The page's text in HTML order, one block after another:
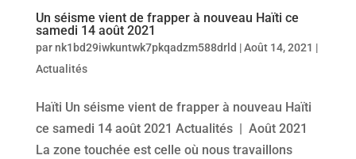
Un séisme vient de frapper à nouveau Haïti ce
samedi 14 août 2021
parnk1bd29iwkuntwk7pkqadzm588drld |Août 14, 2021 |
Actualités
Haïti Un séisme vient de frapper à nouveau Haïti
ce samedi 14 août 2021 Actualités | Août 2021
La zone touchée est celle où nous travaillons